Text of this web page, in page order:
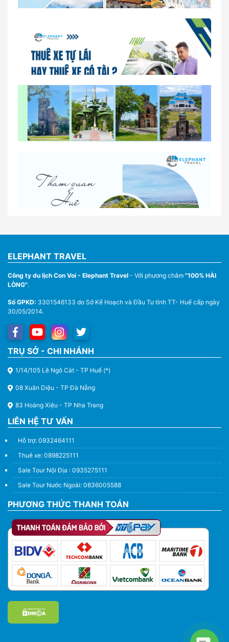
Dịch vụ thuê xe 16 chỗ tại Huế 2026
So sánh thuê xe tự lái và thuê xe có tài xế tại Huế
Nhà Xe Con Voi – Dịch Vụ Cho Thuê Xe Từ Huế,
Sân Bay Phú Bài Đi Thánh Địa La Vang
Thuê Xe Du Lịch Tại Huế – Từ 4 Chỗ Đến 45 Chỗ
ELEPHANT TRAVEL
Công ty du lịch Con Voi - Elephant Travel - Với phương châm "100% HÀI
LÒNG".
Số GPKD: 3301546133 do Sở Kế Hoạch và Đầu Tư tỉnh TT- Huế cấp ngày
30/05/2014.
TRỤ SỞ - CHI NHÁNH
1/14/105 Lê Ngô Cát - TP Huế (*)
08 Xuân Diệu - TP Đà Nẵng
83 Hoàng Xiệu - TP Nha Trang
LIÊN HỆ TƯ VẤN
Hỗ trợ: 0932464111
Thuê xe: 0898225111
Sale Tour Nội Địa : 0935275111
Sale Tour Nước Ngoài: 0836005588
PHƯƠNG THỨC THANH TOÁN